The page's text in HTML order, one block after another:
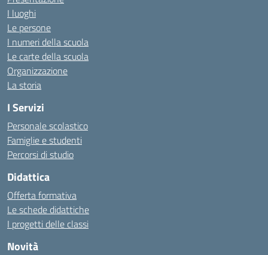
I luoghi
Le persone
I numeri della scuola
Le carte della scuola
Organizzazione
La storia
I Servizi
Personale scolastico
Famiglie e studenti
Percorsi di studio
Didattica
Offerta formativa
Le schede didattiche
I progetti delle classi
Novità